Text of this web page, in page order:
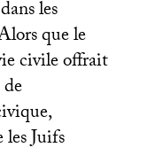
les
que le
civile offrait
les Juifs